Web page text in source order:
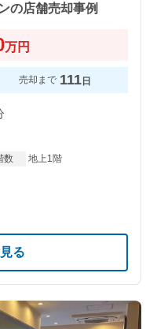
の店舗売却事例
万円
売却まで 111日
数
地上1階
る